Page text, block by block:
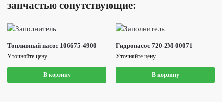
запчастью сопутствующие:
Топливный насос 106675-4900
Уточняйте цену
В корзину
Гидронасос 720-2M-00071
Уточняйте цену
В корзину